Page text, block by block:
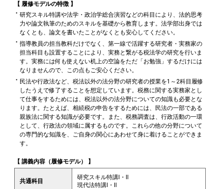
【 履修モデルの特徴 】
研究スキル特講や法学・政治学総合演習などの科目により、法的思考
力や論文執筆のためのスキルを基礎から教育します。法学部出身では
なくとも、論文を書いたことがなくとも安心してください。
指導教員の担当教科だけでなく、第一線で活躍する研究者・実務家の
担当科目も設置することにより、実務と繋がる税法学の研究を行いま
す。実務には何も使えない机上の空論をただ「お勉強」するだけには
なりませんので、この点もご安心ください。
民法や行政法など、税法以外の法分野の研究者の授業を1～2科目履修
したうえで修了することを想定しています。税務に関する実務家とし
て仕事をするためには、税法以外の法分野についての知識も必要とな
ります。たとえば、相続税の申告をするためには、民法の一部である
親族法に関する知識が必要です。また、税務調査は、行政活動の一環
として、行政法の領域に属するものです。これらの他の分野について
の専門的な知識を、ご自身の関心にあわせて身に着けることができま
す。
【 講義内容（履修モデル） 】
共通科目
研究スキル特講Ⅰ・Ⅱ
現代法特講Ⅰ・Ⅱ